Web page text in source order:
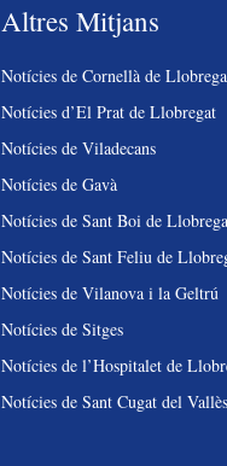
Altres Mitjans
Notícies de Cornellà de
Notícies d’El Prat de Llobregat
Notícies de Viladecans
Notícies de Gavà
Notícies de Sant Boi de
Notícies de Sant Feliu de
Notícies de Vilanova i la Geltrú
Notícies de Sitges
Notícies de l’Hospitalet de
Notícies de Sant Cugat del Vallès